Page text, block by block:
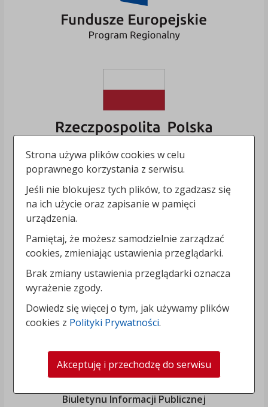
Biuletynu Informacji Publicznej
Strona używa plików cookies w celu
poprawnego korzystania z serwisu.
Jeśli nie blokujesz tych plików, to zgadzasz się
na ich użycie oraz zapisanie w pamięci
urządzenia.
Pamiętaj, że możesz samodzielnie zarządzać
cookies, zmieniając ustawienia przeglądarki.
Brak zmiany ustawienia przeglądarki oznacza
wyrażenie zgody.
Dowiedz się więcej o tym, jak używamy plików
cookies z Polityki Prywatności.
Akceptuję i przechodzę do serwisu